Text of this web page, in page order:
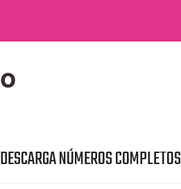
DESCARGA NÚMEROS COMPLETOS